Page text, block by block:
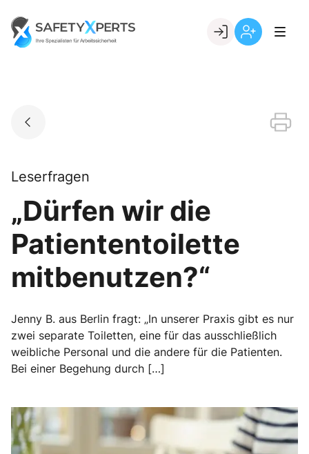
content
Go to landing page.
Leserfragen
„Dürfen wir die
Patiententoilette
mitbenutzen?“
Jenny B. aus Berlin fragt: „In unserer Praxis gibt es nur
zwei separate Toiletten, eine für das ausschließlich
weibliche Personal und die andere für die Patienten.
Bei einer Begehung durch […]